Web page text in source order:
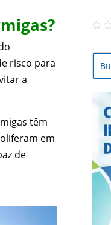
risco para
a
têm
em
de